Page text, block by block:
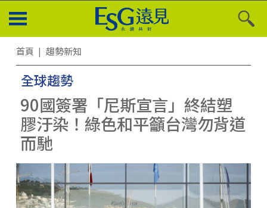
首頁 趨勢新知
全球趨勢
90國簽署「尼斯宣言」終結塑
膠汙染！綠色和平籲台灣勿背道
而馳